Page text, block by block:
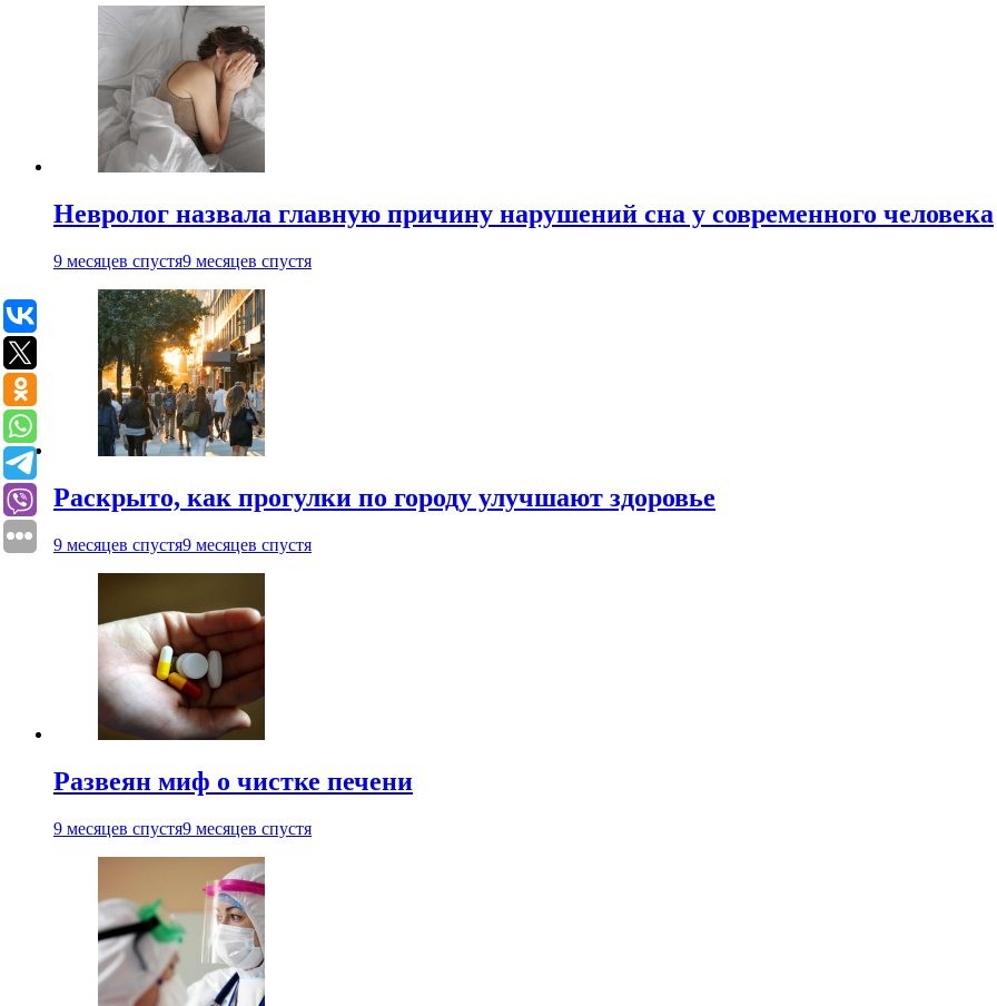
Невролог назвала главную причину нарушений сна у современного человека
9 месяцев спустя9 месяцев спустя
Раскрыто, как прогулки по городу улучшают здоровье
9 месяцев спустя9 месяцев спустя
Развеян миф о чистке печени
9 месяцев спустя9 месяцев спустя